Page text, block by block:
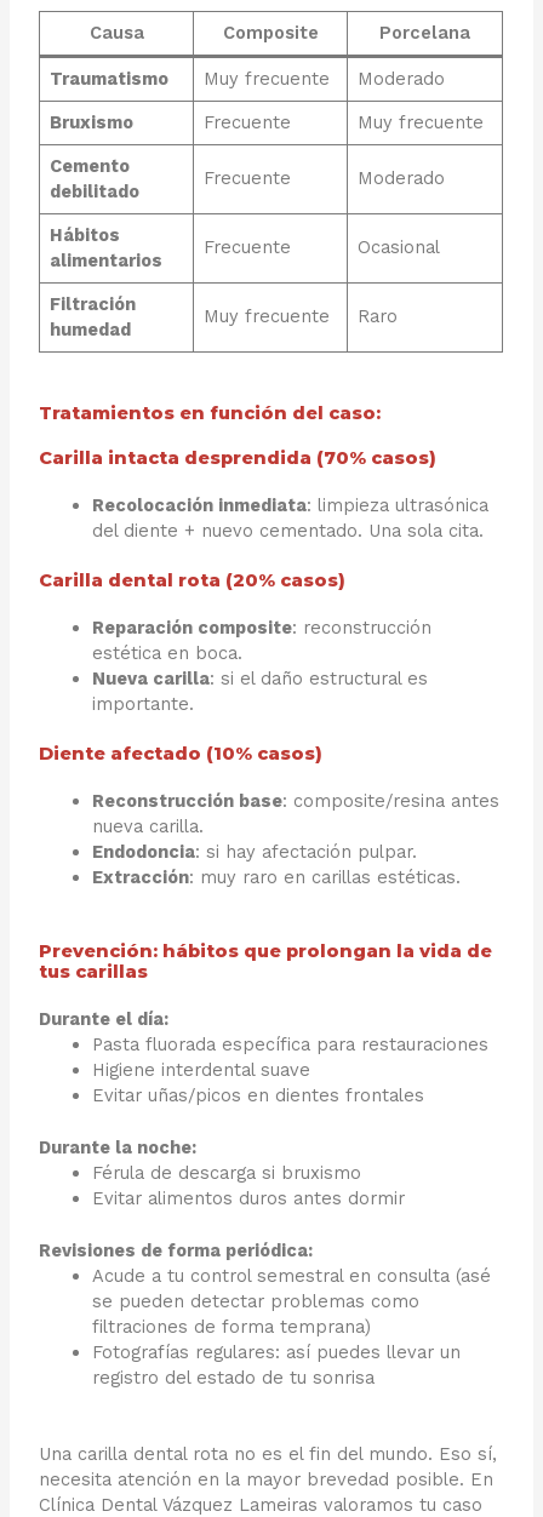
Causa Composite Porcelana
Traumatismo Muy frecuente
Moderado
Bruxismo
Frecuente
Muy frecuente
Cemento
debilitado
Frecuente Moderado
Hábitos
alimentarios
Frecuente Ocasional
Filtración
humedad
Muy frecuente Raro
Tratamientos en función del caso:
Carilla intacta desprendida (70% casos)
Recolocación inmediata: limpieza ultrasónica
del diente + nuevo cementado. Una sola cita.
Carilla dental rota (20% casos)
Reparación composite: reconstrucción
estética en boca.
Nueva carilla: si el daño estructural es
importante.
Diente afectado (10% casos)
Reconstrucción base: composite/resina antes
nueva carilla.
Endodoncia: si hay afectación pulpar.
Extracción: muy raro en carillas estéticas.
Prevención: hábitos que prolongan la vida de
tus carillas
Durante el día:
Pasta fluorada específica para restauraciones
Higiene interdental suave
Evitar uñas/picos en dientes frontales
Durante la noche:
Férula de descarga si bruxismo
Evitar alimentos duros antes dormir
Revisiones de forma periódica:
Acude a tu control semestral en consulta (asé
se pueden detectar problemas como
filtraciones de forma temprana)
Fotografías regulares: así puedes llevar un
registro del estado de tu sonrisa
Una carilla dental rota no es el fin del mundo. Eso sí,
necesita atención en la mayor brevedad posible. En
Clínica Dental Vázquez Lameiras valoramos tu caso